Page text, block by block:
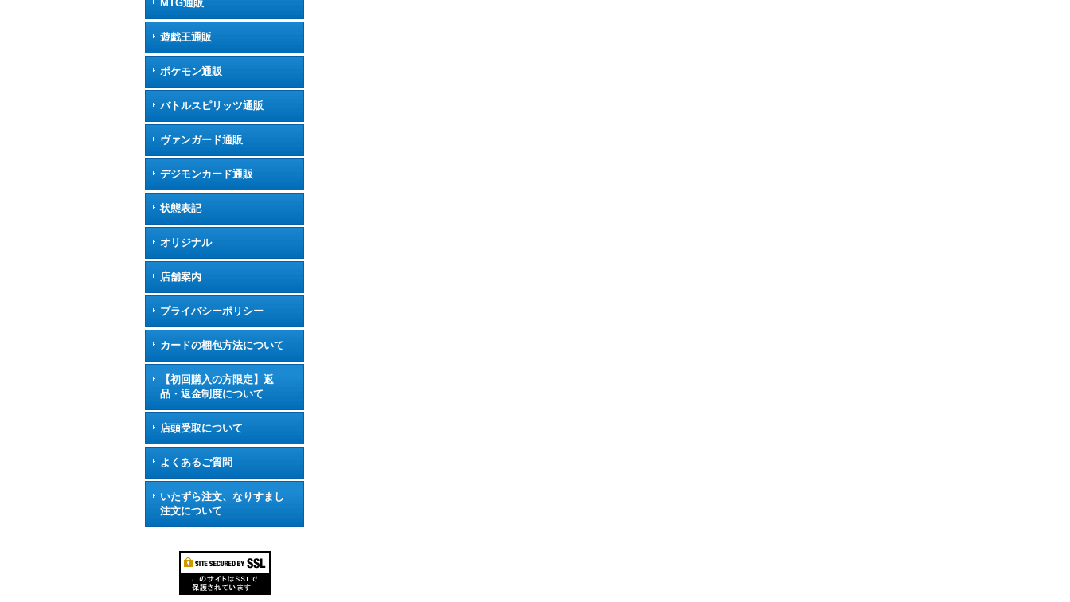
MTG通販
遊戯王通販
ポケモン通販
バトルスピリッツ通販
ヴァンガード通販
デジモンカード通販
状態表記
オリジナル
店舗案内
プライバシーポリシー
カードの梱包方法について
【初回購入の方限定】返
品・返金制度について
店頭受取について
よくあるご質問
いたずら注文、なりすまし
注文について